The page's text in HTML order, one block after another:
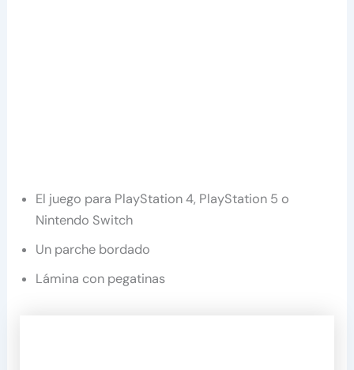
El juego para PlayStation 4, PlayStation 5 o
Nintendo Switch
Un parche bordado
Lámina con pegatinas